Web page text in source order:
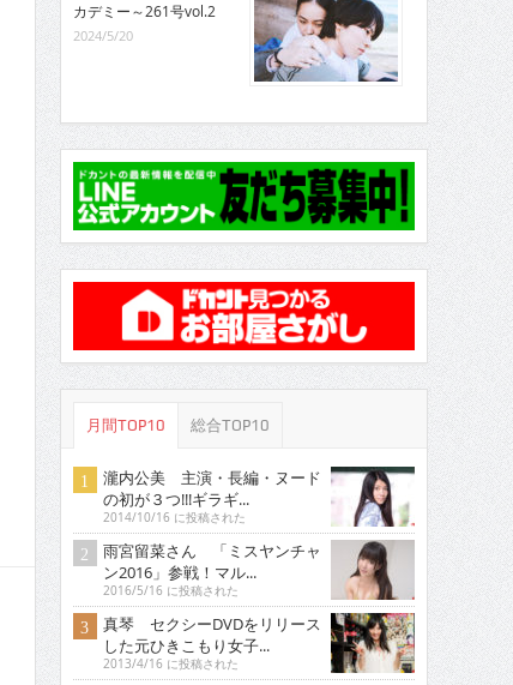
カデミー～261号vol.2
2024/5/20
月間TOP10 総合TOP10
瀧内公美 主演・長編・ヌード
の初が３つ!!!ギラギ...
2014/10/16 に投稿された
雨宮留菜さん 「ミスヤンチャ
ン2016」参戦！マル...
2016/5/16 に投稿された
真琴 セクシーDVDをリリース
した元ひきこもり女子...
2013/4/16 に投稿された